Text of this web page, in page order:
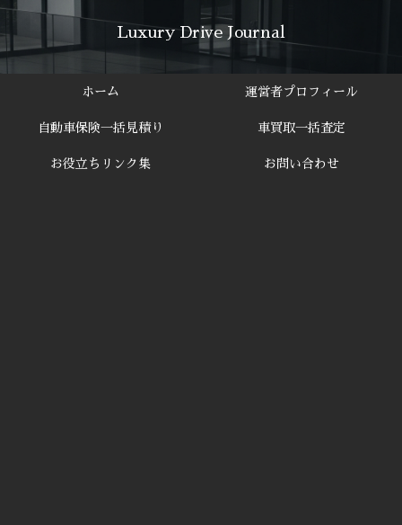
Luxury Drive Journal
ホーム 運営者プロフィール
自動車保険一括見積り 車買取一括査定
お役立ちリンク集 お問い合わせ